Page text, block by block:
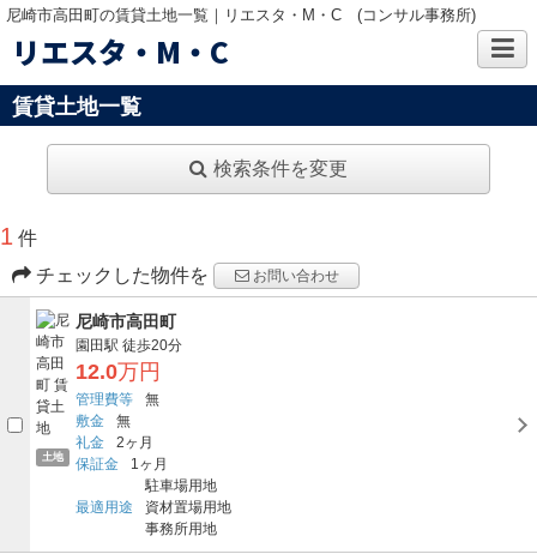
尼崎市高田町の賃貸土地一覧｜リエスタ・M・C (コンサル事務所)
リエスタ・M・C
賃貸土地一覧
検索条件を変更
1 件
チェックした物件を
お問い合わせ
土地
尼崎市高田町
園田駅 徒歩20分
12.0万円
管理費等
無
敷金
無
礼金
2ヶ月
保証金
1ヶ月
最適用途
駐車場用地
資材置場用地
事務所用地